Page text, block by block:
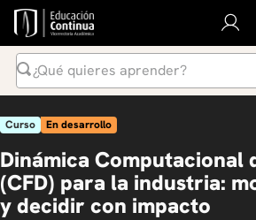
¿Qué quieres aprender?
1.
inteligencia artificial
2.
ia
3.
curso
Curso En desarrollo
Dinámica Computacional
(CFD) para la industria:
y decidir con impacto